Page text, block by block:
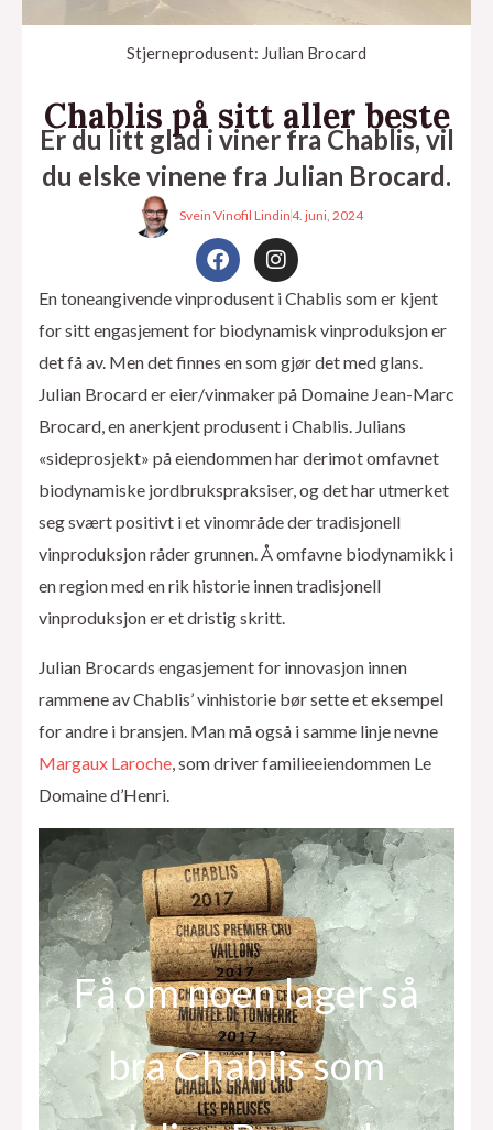
Stjerneprodusent: Julian Brocard
Chablis på sitt aller beste
Er du litt glad i viner fra Chablis, vil
du elske vinene fra Julian Brocard.
Svein Vinofil Lindin4. juni, 2024
F
a
c
e
b
o
k
I
n
s
t
a
g
r
a
m
En toneangivende vinprodusent i Chablis som er kjent
for sitt engasjement for biodynamisk vinproduksjon er
det få av. Men det finnes en som gjør det med glans.
Julian Brocard er eier/vinmaker på Domaine Jean-Marc
Brocard, en anerkjent produsent i Chablis. Julians
«sideprosjekt» på eiendommen har derimot omfavnet
biodynamiske jordbrukspraksiser, og det har utmerket
seg svært positivt i et vinområde der tradisjonell
vinproduksjon råder grunnen. Å omfavne biodynamikk i
en region med en rik historie innen tradisjonell
vinproduksjon er et dristig skritt.
Julian Brocards engasjement for innovasjon innen
rammene av Chablis’ vinhistorie bør sette et eksempel
for andre i bransjen. Man må også i samme linje nevne
Margaux Laroche , som driver familieeiendommen Le
Domaine d’Henri.
Få om noen lager så
bra Chablis som